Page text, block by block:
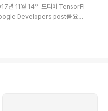
년 11월 14일 드디어 TensorFl
Developers post를 요약
small binary size, fast initial